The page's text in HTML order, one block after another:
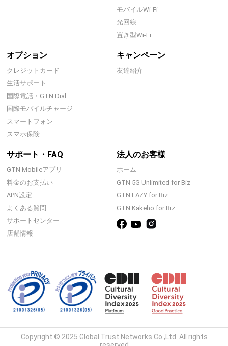
モバイルWi-Fi
光回線
置き型Wi-Fi
オプション
クレジットカード
生活サポート
国際電話・GTN Dial
国際モバイルチャージ
スマートフォン
スマホ保険
キャンペーン
友達紹介
サポート・FAQ
GTN Mobileアプリ
料金のお支払い
APN設定
よくある質問
サポートセンター
店舗情報
法人のお客様
ホーム
GTN 5G Unlimited for Biz
GTN EAZY for Biz
GTN Kakeho for Biz
Copyright © 2025 Global Trust Networks Co.,Ltd. All rights